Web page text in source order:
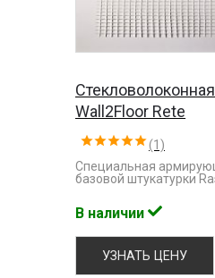
Wall2Floor Rete
(1)
Специальная
базовой штукатурки
В наличии
УЗНАТЬ ЦЕНУ